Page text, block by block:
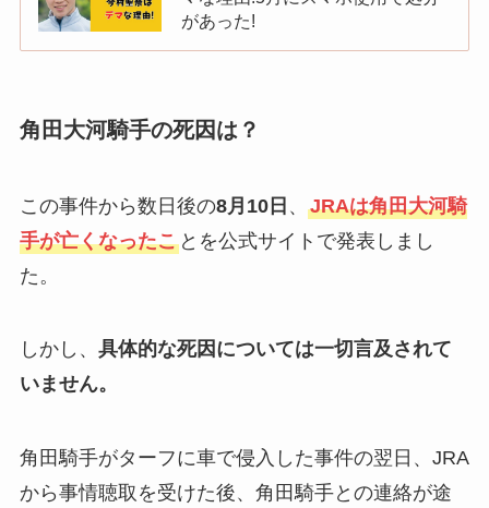
があった!
角田大河騎手の死因は？
この事件から数日後の8月10日 、 JRAは角田大河騎
手が亡くなったことを公式サイトで発表しまし
た。
しかし、 具体的な死因については一切言及されて
いません。
角田騎手がターフに車で侵入した事件の翌日、JRA
から事情聴取を受けた後、角田騎手との連絡が途